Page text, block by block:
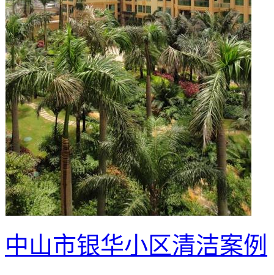
中山市银华小区清洁案例